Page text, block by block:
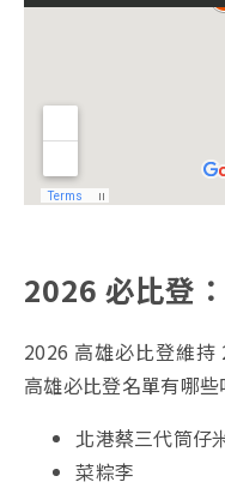
2026 必比登
2026 高雄必比登維
高雄必比登名單有哪些
北港蔡三代筒仔
菜粽李